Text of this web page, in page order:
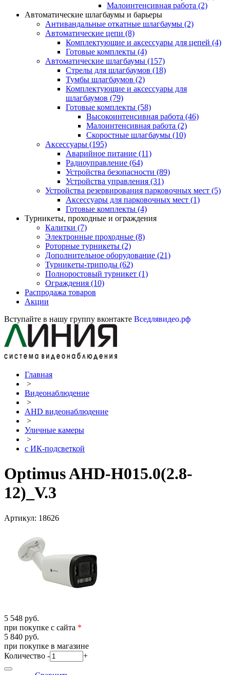
Малоинтенсивная работа (2)
Автоматические шлагбаумы и барьеры
Антивандальные откатные шлагбаумы (2)
Автоматические цепи (8)
Комплектующие и аксессуары для цепей (4)
Готовые комплекты (4)
Автоматические шлагбаумы (157)
Стрелы для шлагбаумов (18)
Тумбы шлагбаумов (2)
Комплектующие и аксессуары для
шлагбаумов (79)
Готовые комплекты (58)
Высокоинтенсивная работа (46)
Малоинтенсивная работа (2)
Скоростные шлагбаумы (10)
Аксессуары (195)
Аварийное питание (11)
Радиоуправление (64)
Устройства безопасности (89)
Устройства управления (31)
Устройства резервирования парковочных мест (5)
Аксессуары для парковочных мест (1)
Готовые комплекты (4)
Турникеты, проходные и ограждения
Калитки (7)
Электронные проходные (8)
Роторные турникеты (2)
Дополнительное оборудование (21)
Турникеты-триподы (62)
Полноростовый турникет (1)
Ограждения (10)
Распродажа товаров
Акции
Вступайте в нашу группу вконтакте Вседлявидео.рф
Главная
>
Видеонаблюдение
>
AHD видеонаблюдение
>
Уличные камеры
>
с ИК-подсветкой
Optimus AHD-H015.0(2.8-
12)_V.3
Артикул: 18626
5 548 руб.
при покупке с сайта *
5 840 руб.
при покупке в магазине
Количество - +